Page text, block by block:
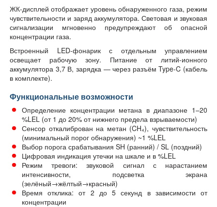
ЖК-дисплей отображает уровень обнаруженного газа, режим
чувствительности и заряд аккумулятора. Световая и звуковая
сигнализации мгновенно предупреждают об опасной
концентрации газа.
Встроенный LED-фонарик с отдельным управлением
освещает рабочую зону. Питание от литий-ионного
аккумулятора 3,7 В, зарядка — через разъём Type-C (кабель
в комплекте).
Функциональные возможности
Определение концентрации метана в диапазоне 1–20
%LEL (от 1 до 20% от нижнего предела взрываемости)
Сенсор откалиброван на метан (CH₄), чувствительность
(минимальный порог обнаружения) ~1 %LEL
Выбор порога срабатывания SH (ранний) / SL (поздний)
Цифровая индикация утечки на шкале и в %LEL
Режим тревоги: звуковой сигнал с нарастанием
интенсивности, подсветка экрана
(зелёный→жёлтый→красный)
Время отклика: от 2 до 5 секунд в зависимости от
концентрации